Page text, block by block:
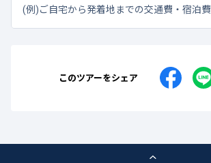
(例)ご自宅から発着地までの交通費・宿泊費
このツアーをシェア